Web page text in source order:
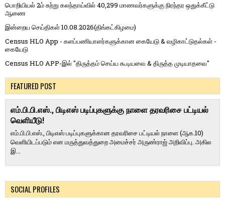
பொறியியல் 2ம் சுற்று கலந்தாய்வில் 40,299 மாணவர்களுக்கு நிரந்தர ஒதுக்கீட்டு
ஆணை
இன்றைய செய்திகள் 10.08.2026(திங்கட்கிழமை)
Census HLO App - களப்பணியாளர்களுக்கான கையேடு & வழிகாட்டுதல்கள் -
கையேடு
Census HLO APP-இல் "திருத்தம் செய்ய கூடியவை & திருத்த முடியாதவை"
FEATURED POST
எம்.பி.பி.எஸ்., பிடிஎஸ் படிப்புகளுக்கு நாளை தரவரிசை பட்டியல்
வெளியீடு!
எம்.பி.பி.எஸ்., பிடிஎஸ் படிப்புகளுக்கான தரவரிசை பட்டியல் நாளை (ஆக.10)
வெளியிடப்படும் என மருத்துவத்துறை அமைச்சர் அருண்ராஜ் அறிவிப்பு. அகில
இ...
SOCIAL PROFILES